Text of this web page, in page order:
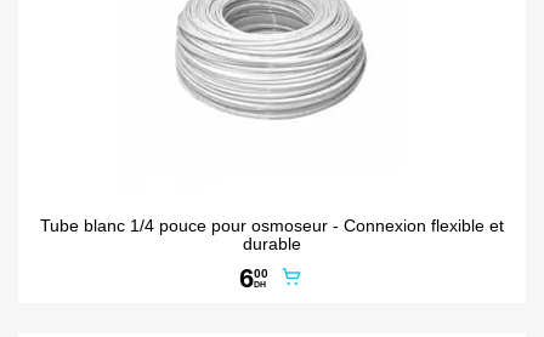
Tube blanc 1/4 pouce pour osmoseur - Connexion flexible et
durable
600
DH